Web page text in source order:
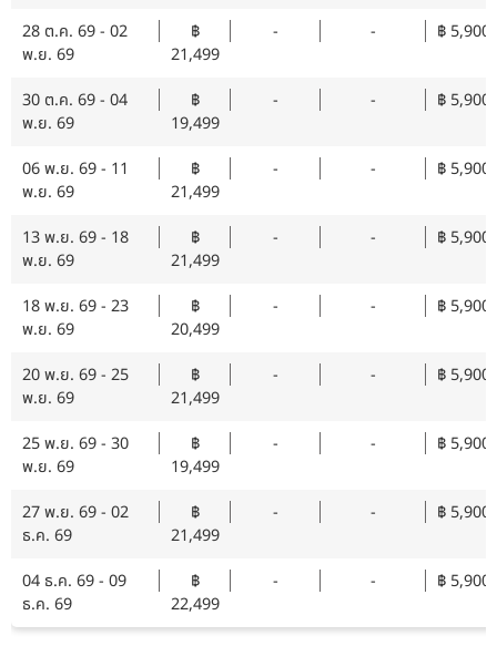
28 ต.ค. 69 - 02
พ.ย. 69
฿
21,499
- - ฿ 5,900
30 ต.ค. 69 - 04
พ.ย. 69
฿
19,499
- - ฿ 5,900
06 พ.ย. 69 - 11
พ.ย. 69
฿
21,499
- - ฿ 5,900
13 พ.ย. 69 - 18
พ.ย. 69
฿
21,499
- - ฿ 5,900
18 พ.ย. 69 - 23
พ.ย. 69
฿
20,499
- - ฿ 5,900
20 พ.ย. 69 - 25
พ.ย. 69
฿
21,499
- - ฿ 5,900
25 พ.ย. 69 - 30
พ.ย. 69
฿
19,499
- - ฿ 5,900
27 พ.ย. 69 - 02
ธ.ค. 69
฿
21,499
- - ฿ 5,900
04 ธ.ค. 69 - 09
ธ.ค. 69
฿
22,499
- - ฿ 5,900